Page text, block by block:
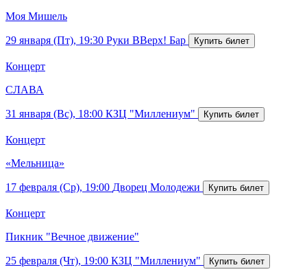
Моя Мишель
29 января (Пт), 19:30 Руки ВВерх! Бар
Концерт
СЛАВА
31 января (Вс), 18:00 КЗЦ "Миллениум"
Концерт
«Мельница»
17 февраля (Ср), 19:00 Дворец Молодежи
Концерт
Пикник "Вечное движение"
25 февраля (Чт), 19:00 КЗЦ "Миллениум"